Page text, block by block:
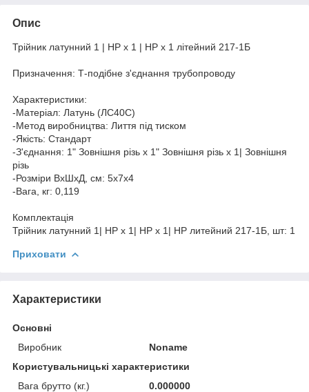
Опис
Трійник латунний 1 | НР х 1 | НР х 1 літейний 217-1Б
Призначення: Т-подібне з'єднання трубопроводу
Характеристики:
-Матеріал: Латунь (ЛС40С)
-Метод виробництва: Лиття під тиском
-Якість: Стандарт
-З'єднання: 1" Зовнішня різь х 1" Зовнішня різь х 1| Зовнішня
різь
-Розміри ВхШхД, см: 5х7х4
-Вага, кг: 0,119
Комплектація
Трійник латунний 1| НР х 1| НР х 1| НР литейний 217-1Б, шт: 1
Приховати
Характеристики
Основні
Виробник
Noname
Користувальницькі характеристики
Вага брутто (кг.)
0.000000